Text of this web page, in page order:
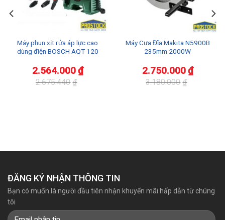
Máy phun xịt rửa áp lực cao
dùng điện BOSCH AQT 120
2.675.440 ₫
2.564.000₫
Máy Cưa Đĩa Makita N5900B
235mm 2000W
3.180.000 ₫
2.750.000₫
ĐĂNG KÝ NHẬN THÔNG TIN
Bạn có muốn là người đầu tiên nhận khuyến mãi hấp dẫn từ chúng
tôi